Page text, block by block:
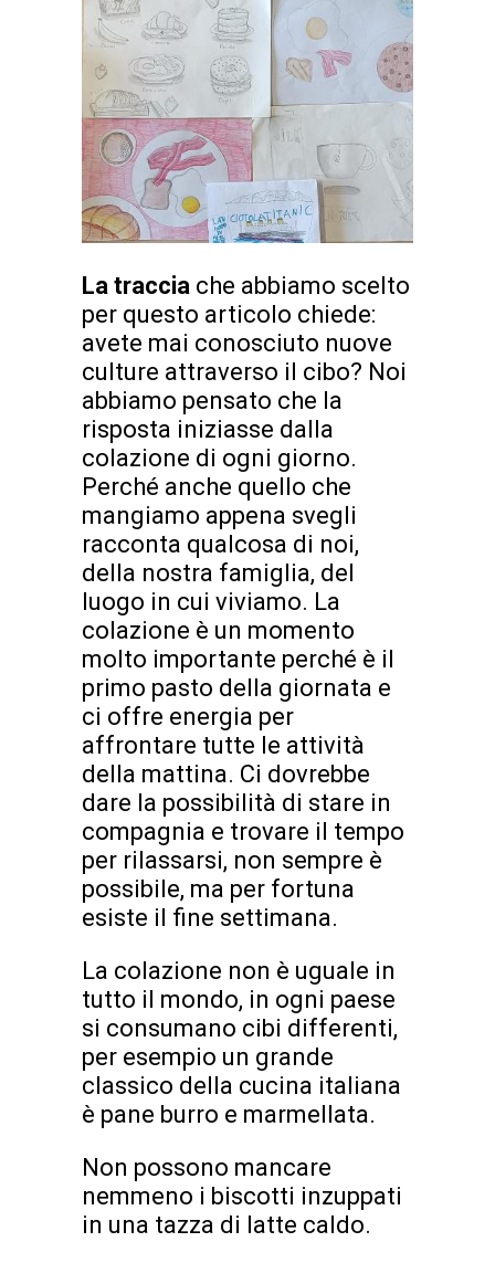
La traccia che abbiamo scelto
per questo articolo chiede:
avete mai conosciuto nuove
culture attraverso il cibo? Noi
abbiamo pensato che la
risposta iniziasse dalla
colazione di ogni giorno.
Perché anche quello che
mangiamo appena svegli
racconta qualcosa di noi,
della nostra famiglia, del
luogo in cui viviamo. La
colazione è un momento
molto importante perché è il
primo pasto della giornata e
ci offre energia per
affrontare tutte le attività
della mattina. Ci dovrebbe
dare la possibilità di stare in
compagnia e trovare il tempo
per rilassarsi, non sempre è
possibile, ma per fortuna
esiste il fine settimana.
La colazione non è uguale in
tutto il mondo, in ogni paese
si consumano cibi differenti,
per esempio un grande
classico della cucina italiana
è pane burro e marmellata.
Non possono mancare
nemmeno i biscotti inzuppati
in una tazza di latte caldo.